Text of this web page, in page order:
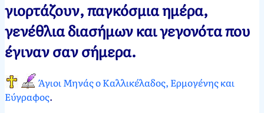
Παπασπύρου
Δεκεμβρίου,
201210
Δεκεμβρίου,
2024
γιορτάζουν, παγκόσμια ημέρα,
γενέθλια διασήμων και γεγονότα που
έγιναν σαν σήμερα.
Άγιοι Μηνάς ο Καλλικέλαδος, Ερμογένης και
Εύγραφος.